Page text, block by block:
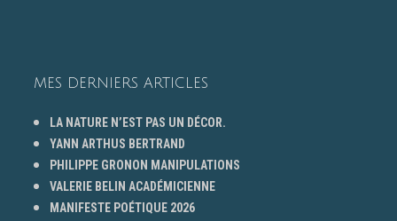
MES DERNIERS ARTICLES
LA NATURE N’EST PAS UN DÉCOR.
YANN ARTHUS BERTRAND
PHILIPPE GRONON MANIPULATIONS
VALERIE BELIN ACADÉMICIENNE
MANIFESTE POÉTIQUE 2026